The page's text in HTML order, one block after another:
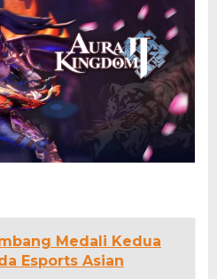
Medali Kedua
Esports Asian